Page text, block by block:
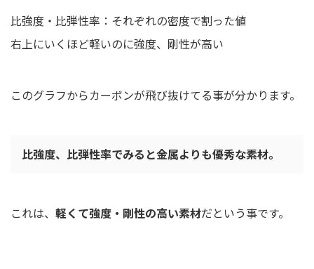
比強度・比弾性率：それぞれの密度で割った値
右上にいくほど軽いのに強度、剛性が高い
このグラフからカーボンが飛び抜けてる事が分かります。
比強度、比弾性率でみると金属よりも優秀な素材。
これは、 軽くて強度・剛性の高い素材だという事です。